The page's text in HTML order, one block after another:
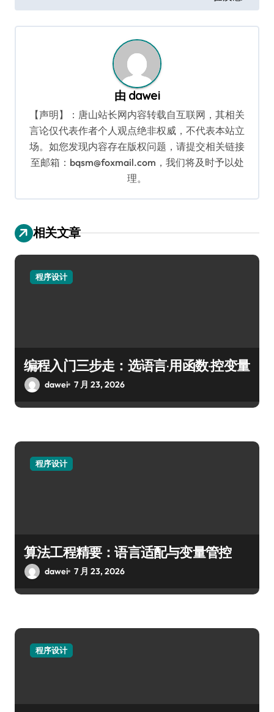
导
航
由 dawei
【声明】：唐山站长网内容转载自互联网，其相关
言论仅代表作者个人观点绝非权威，不代表本站立
场。如您发现内容存在版权问题，请提交相关链接
至邮箱：bqsm@foxmail.com，我们将及时予以处
理。
相关文章
程序设计
编程入门三步走：选语言·用函数·控变量
dawei 7 月 23, 2026
程序设计
算法工程精要：语言适配与变量管控
dawei 7 月 23, 2026
程序设计